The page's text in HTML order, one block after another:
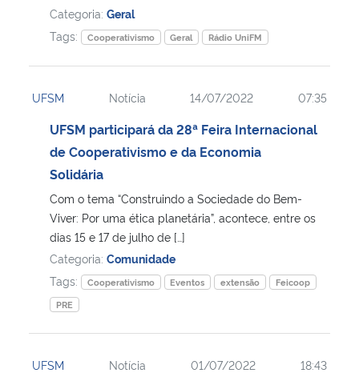
Categoria: Geral
Tags:
Cooperativismo Geral Rádio UniFM
UFSM Notícia 14/07/2022 07:35
UFSM participará da 28ª Feira Internacional
de Cooperativismo e da Economia
Solidária
Com o tema “Construindo a Sociedade do Bem-
Viver: Por uma ética planetária”, acontece, entre os
dias 15 e 17 de julho de […]
Categoria: Comunidade
Tags:
Cooperativismo Eventos extensão
Feicoop
PRE
UFSM Notícia 01/07/2022 18:43